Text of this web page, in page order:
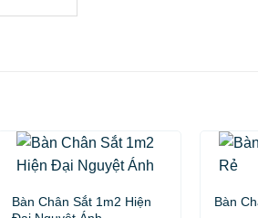
Bàn Chân Sắt 1m2 Hiện
Bàn